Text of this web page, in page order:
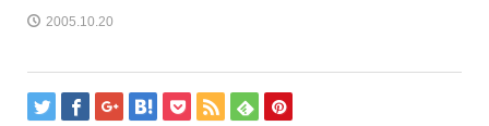
2005.10.20